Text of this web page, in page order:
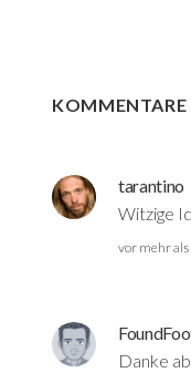
KOMMENTARE
tarantino
Witzige
vor mehr
Danke